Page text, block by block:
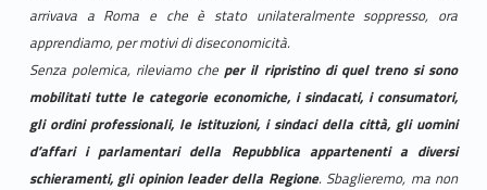
arrivava a Roma e che è stato unilateralmente soppresso, ora
apprendiamo, per motivi di diseconomicità.
Senza polemica, rileviamo che per il ripristino di quel treno si sono
mobilitati tutte le categorie economiche, i sindacati, i consumatori,
gli ordini professionali, le istituzioni, i sindaci della città, gli uomini
d’affari i parlamentari della Repubblica appartenenti a diversi
schieramenti, gli opinion leader della Regione. Sbaglieremo, ma non